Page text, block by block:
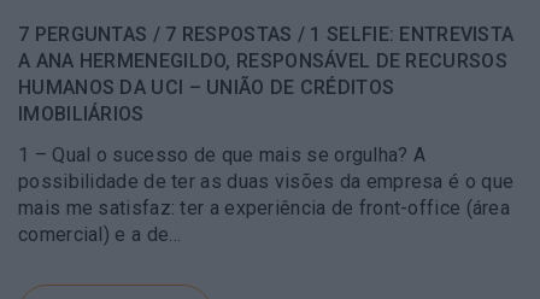
7 PERGUNTAS / 7 RESPOSTAS / 1 SELFIE: ENTREVISTA
A ANA HERMENEGILDO, RESPONSÁVEL DE RECURSOS
HUMANOS DA UCI – UNIÃO DE CRÉDITOS
IMOBILIÁRIOS
1 – Qual o sucesso de que mais se orgulha? A
possibilidade de ter as duas visões da empresa é o que
mais me satisfaz: ter a experiência de front-office (área
comercial) e a de…